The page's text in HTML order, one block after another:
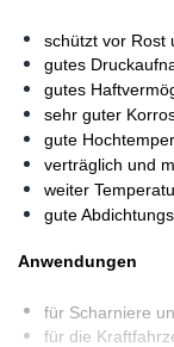
schützt vor Rost
gutes
gutes
sehr guter
gute
verträglich und
weiter
gute
Anwendungen
für Scharniere
für die